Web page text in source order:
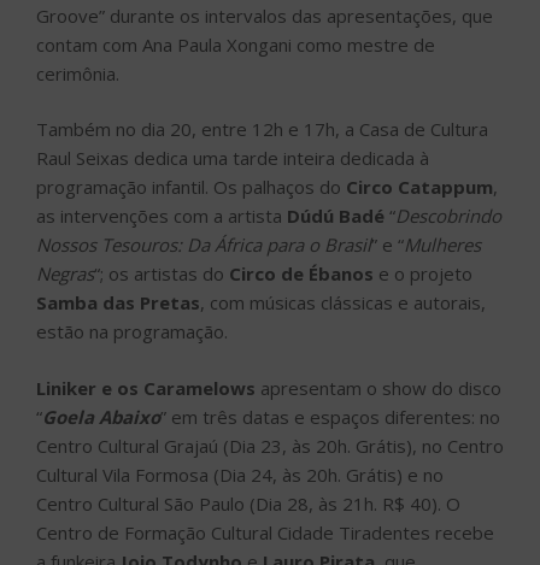
Groove” durante os intervalos das apresentações, que
contam com Ana Paula Xongani como mestre de
cerimônia.
Também no dia 20, entre 12h e 17h, a Casa de Cultura
Raul Seixas dedica uma tarde inteira dedicada à
programação infantil. Os palhaços do Circo Catappum,
as intervenções com a artista Dúdú Badé “Descobrindo
Nossos Tesouros: Da África para o Brasil” e “Mulheres
Negras“; os artistas do Circo de Ébanos e o projeto
Samba das Pretas, com músicas clássicas e autorais,
estão na programação.
Liniker e os Caramelows apresentam o show do disco
“Goela Abaixo” em três datas e espaços diferentes: no
Centro Cultural Grajaú (Dia 23, às 20h. Grátis), no Centro
Cultural Vila Formosa (Dia 24, às 20h. Grátis) e no
Centro Cultural São Paulo (Dia 28, às 21h. R$ 40). O
Centro de Formação Cultural Cidade Tiradentes recebe